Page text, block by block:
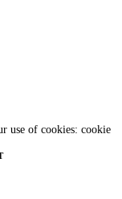
use of cookies: cookie